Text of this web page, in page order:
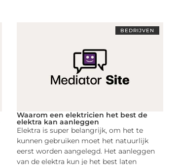
BEDRIJVEN
Waarom een elektricien het best de
elektra kan aanleggen
Elektra is super belangrijk, om het te
kunnen gebruiken moet het natuurlijk
eerst worden aangelegd. Het aanleggen
van de elektra kun je het best laten